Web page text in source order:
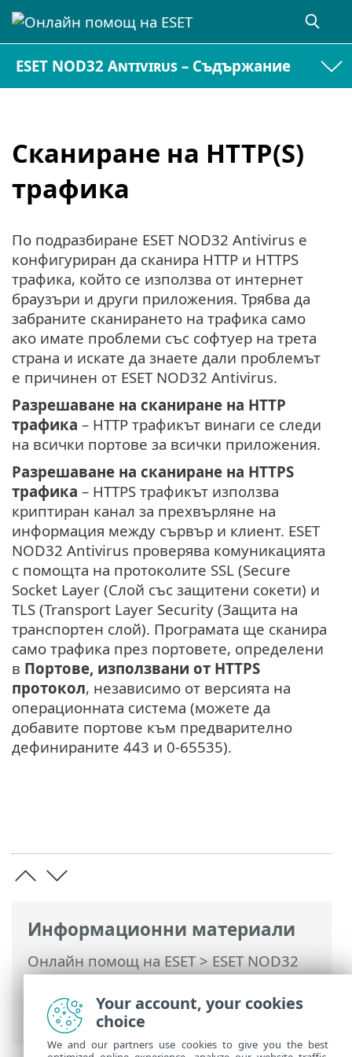
ESET NOD32 Antivirus – Съдържание
Сканиране на HTTP(S)
трафика
Информационни материали
Онлайн помощ на ESET>ESET NOD32
Antivirus>Разширена настройка>
Защити >Защита на уеб достъпа>
Сканиране на HTTP(S) трафика
По подразбиране ESET NOD32 Antivirus е
конфигуриран да сканира HTTP и HTTPS
трафика, който се използва от интернет
браузъри и други приложения. Трябва да
забраните сканирането на трафика само
ако имате проблеми със софтуер на трета
страна и искате да знаете дали проблемът
е причинен от ESET NOD32 Antivirus.
Разрешаване на сканиране на HTTP
трафика – HTTP трафикът винаги се следи
на всички портове за всички приложения.
Разрешаване на сканиране на HTTPS
трафика – HTTPS трафикът използва
криптиран канал за прехвърляне на
информация между сървър и клиент. ESET
NOD32 Antivirus проверява комуникацията
с помощта на протоколите SSL (Secure
Socket Layer (Слой със защитени сокети) и
TLS (Transport Layer Security (Защита на
транспортен слой). Програмата ще сканира
само трафика през портовете, определени
в Портове, използвани от HTTPS
протокол, независимо от версията на
операционната система (можете да
добавите портове към предварително
дефинираните 443 и 0-65535).
Your account, your cookies
choice
We and our partners use cookies to give you the best